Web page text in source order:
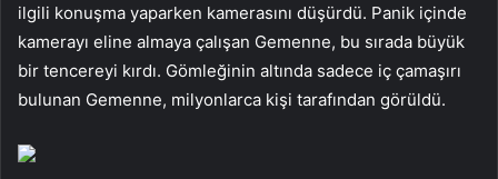
ilgili konuşma yaparken kamerasını düşürdü. Panik içinde
kamerayı eline almaya çalışan Gemenne, bu sırada büyük
bir tencereyi kırdı. Gömleğinin altında sadece iç çamaşırı
bulunan Gemenne, milyonlarca kişi tarafından görüldü.